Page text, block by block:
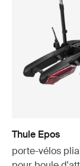
Thule Epos
porte-vélos